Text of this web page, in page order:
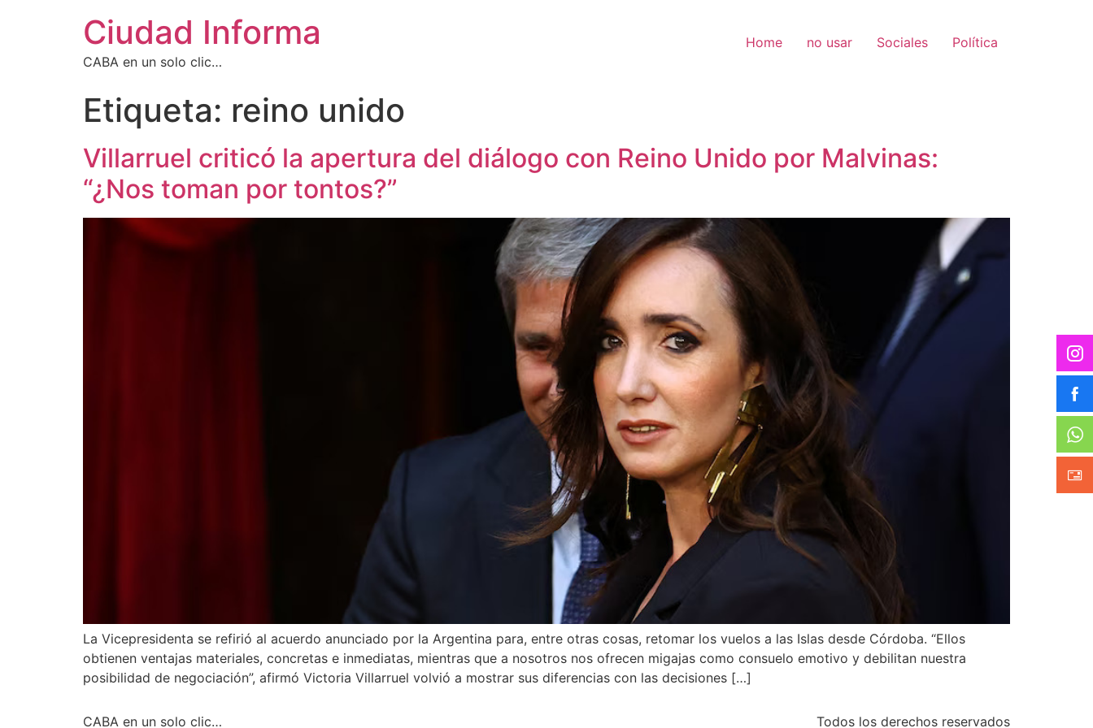
Ciudad Informa
CABA en un solo clic…
Home no usar Sociales Política
Etiqueta: reino unido
Villarruel criticó la apertura del diálogo con Reino Unido por Malvinas:
“¿Nos toman por tontos?”
La Vicepresidenta se refirió al acuerdo anunciado por la Argentina para, entre otras cosas, retomar los vuelos a las Islas desde Córdoba. “Ellos
obtienen ventajas materiales, concretas e inmediatas, mientras que a nosotros nos ofrecen migajas como consuelo emotivo y debilitan nuestra
posibilidad de negociación”, afirmó Victoria Villarruel volvió a mostrar sus diferencias con las decisiones […]
CABA en un solo clic… Todos los derechos reservados